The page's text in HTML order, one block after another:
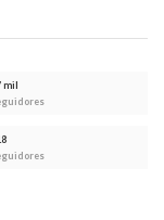
mil